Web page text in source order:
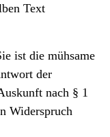
Text
ist die mühsame
der
nach § 1
Widerspruch